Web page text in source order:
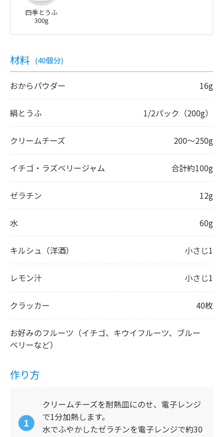
四季とうふ
300g
材料 (40個分)
おからパウダー 16g
絹とうふ 1/2パック（200g）
クリームチーズ 200～250g
イチゴ・ラズベリージャム 合計約100g
ゼラチン 12g
水 60g
キルシュ（洋酒） 小さじ1
レモン汁 小さじ1
クラッカー 40枚
お好みのフルーツ（イチゴ、キウイフルーツ、ブルー
ベリーなど）
作り方
クリームチーズを耐熱皿にのせ、電子レンジ
で1分加熱します。
水でふやかしたゼラチンを電子レンジで約30